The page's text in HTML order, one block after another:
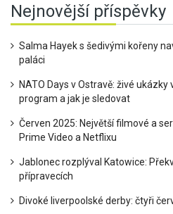
Nejnovější příspěvky
Salma Hayek s šedivými kořeny
paláci
NATO Days v Ostravě: živé
program a jak je sledovat
Červen 2025: Největší filmové a
Prime Video a Netflixu
Jablonec rozplýval Katowice:
přípravecích
Divoké liverpoolské derby: čtyři